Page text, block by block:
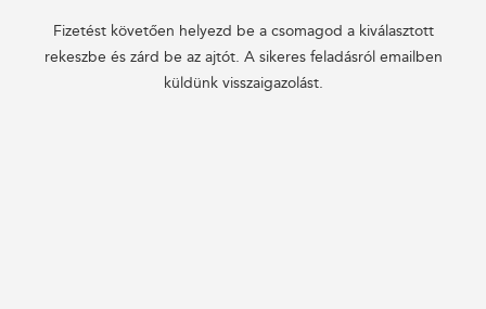
Fizetést követően helyezd be a csomagod a kiválasztott
rekeszbe és zárd be az ajtót. A sikeres feladásról emailben
küldünk visszaigazolást.